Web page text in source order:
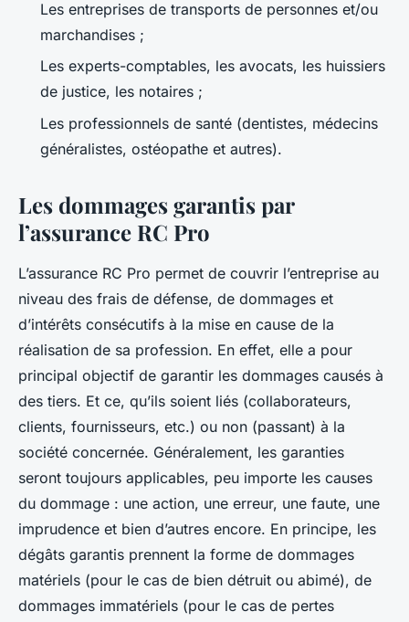
Les entreprises de transports de personnes et/ou
marchandises ;
Les experts-comptables, les avocats, les huissiers
de justice, les notaires ;
Les professionnels de santé (dentistes, médecins
généralistes, ostéopathe et autres).
Les dommages garantis par
l’assurance RC Pro
L’assurance RC Pro permet de couvrir l’entreprise au
niveau des frais de défense, de dommages et
d’intérêts consécutifs à la mise en cause de la
réalisation de sa profession. En effet, elle a pour
principal objectif de garantir les dommages causés à
des tiers. Et ce, qu’ils soient liés (collaborateurs,
clients, fournisseurs, etc.) ou non (passant) à la
société concernée. Généralement, les garanties
seront toujours applicables, peu importe les causes
du dommage : une action, une erreur, une faute, une
imprudence et bien d’autres encore. En principe, les
dégâts garantis prennent la forme de dommages
matériels (pour le cas de bien détruit ou abimé), de
dommages immatériels (pour le cas de pertes